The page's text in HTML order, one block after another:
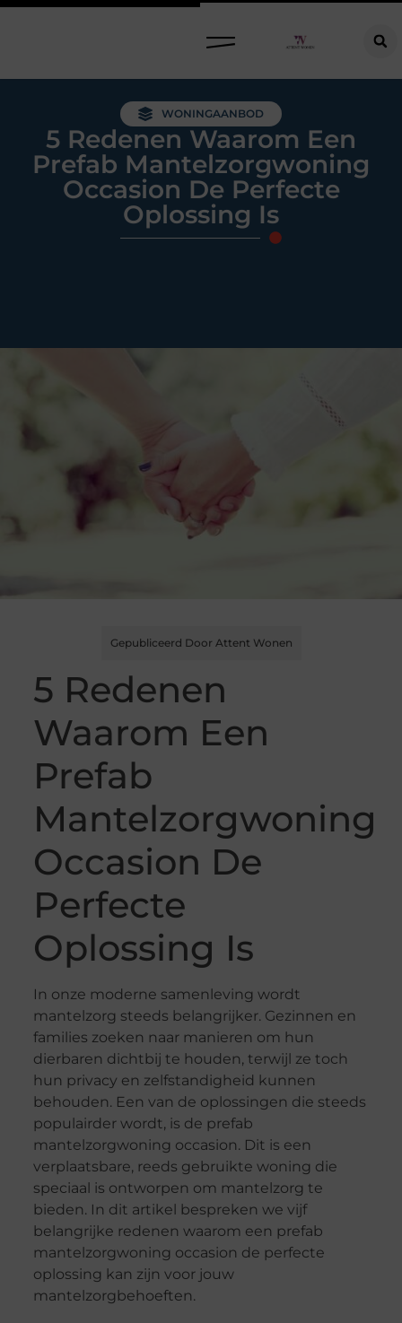
WONINGAANBOD
5 Redenen Waarom Een
Prefab Mantelzorgwoning
Occasion De Perfecte
Oplossing Is
Gepubliceerd Door Attent Wonen
5 Redenen
Waarom Een
Prefab
Mantelzorgwoning
Occasion De
Perfecte
Oplossing Is
In onze moderne samenleving wordt
mantelzorg steeds belangrijker. Gezinnen en
families zoeken naar manieren om hun
dierbaren dichtbij te houden, terwijl ze toch
hun privacy en zelfstandigheid kunnen
behouden. Een van de oplossingen die steeds
populairder wordt, is de prefab
mantelzorgwoning occasion. Dit is een
verplaatsbare, reeds gebruikte woning die
speciaal is ontworpen om mantelzorg te
bieden. In dit artikel bespreken we vijf
belangrijke redenen waarom een prefab
mantelzorgwoning occasion de perfecte
oplossing kan zijn voor jouw
mantelzorgbehoeften.